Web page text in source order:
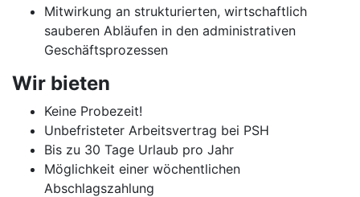
Mitwirkung an strukturierten, wirtschaftlich
sauberen Abläufen in den administrativen
Geschäftsprozessen
Wir bieten
Keine Probezeit!
Unbefristeter Arbeitsvertrag bei PSH
Bis zu 30 Tage Urlaub pro Jahr
Möglichkeit einer wöchentlichen
Abschlagszahlung